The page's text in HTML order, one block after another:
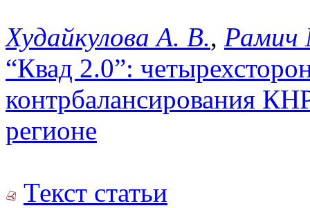
Худайкулова А. В.,
“Квад 2.0”:
контрбалансирования
регионе
Текст статьи